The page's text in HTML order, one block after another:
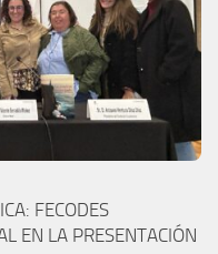
FECODES
EN LA PRESENTACIÓN